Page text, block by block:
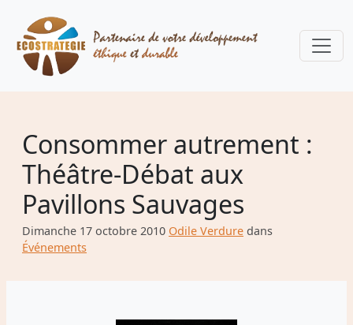
Consommer autrement :
Théâtre-Débat aux
Pavillons Sauvages
Dimanche 17 octobre 2010 Odile Verdure dans
Événements